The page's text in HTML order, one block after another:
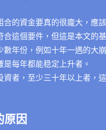
合的資金要真的很龐大，應
合這個要件，但這是本文的
數年份，例如十年一遇的大
是每年都能稳定上升者。
資者，至少三十年以上者，
原因